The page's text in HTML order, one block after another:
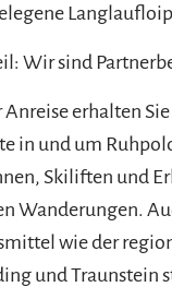
Wir sind
Anreise erhalten
in und um
Skiliften und
Wanderungen.
wie der
und Traunstein